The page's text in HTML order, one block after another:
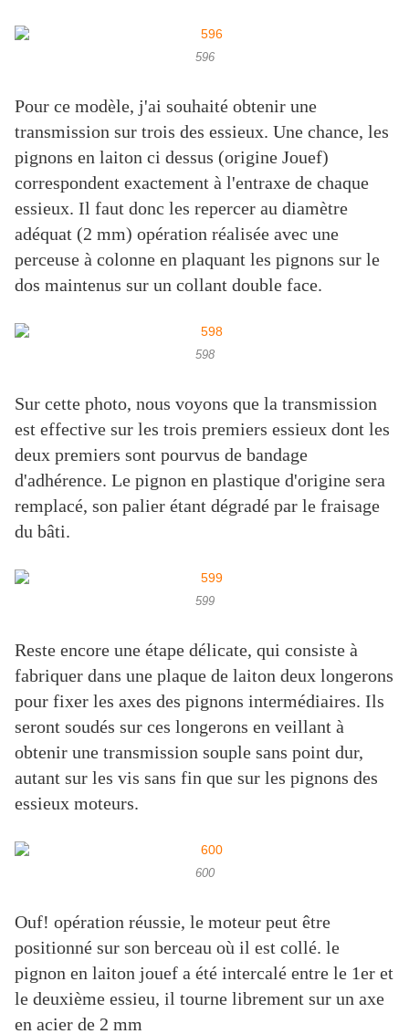
596
Pour ce modèle, j'ai souhaité obtenir une
transmission sur trois des essieux. Une chance, les
pignons en laiton ci dessus (origine Jouef)
correspondent exactement à l'entraxe de chaque
essieux. Il faut donc les repercer au diamètre
adéquat (2 mm) opération réalisée avec une
perceuse à colonne en plaquant les pignons sur le
dos maintenus sur un collant double face.
598
Sur cette photo, nous voyons que la transmission
est effective sur les trois premiers essieux dont les
deux premiers sont pourvus de bandage
d'adhérence. Le pignon en plastique d'origine sera
remplacé, son palier étant dégradé par le fraisage
du bâti.
599
Reste encore une étape délicate, qui consiste à
fabriquer dans une plaque de laiton deux longerons
pour fixer les axes des pignons intermédiaires. Ils
seront soudés sur ces longerons en veillant à
obtenir une transmission souple sans point dur,
autant sur les vis sans fin que sur les pignons des
essieux moteurs.
600
Ouf! opération réussie, le moteur peut être
positionné sur son berceau où il est collé. le
pignon en laiton jouef a été intercalé entre le 1er et
le deuxième essieu, il tourne librement sur un axe
en acier de 2 mm